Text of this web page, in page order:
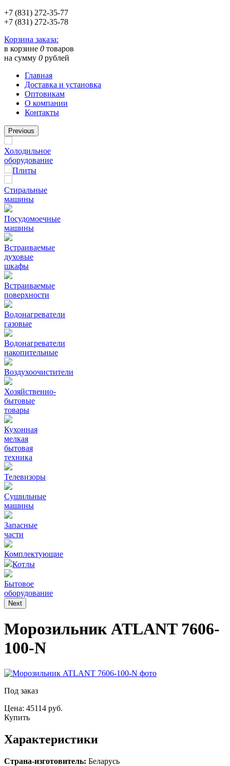
+7 (831) 272-35-77
+7 (831) 272-35-78
Корзина заказа:
в корзине 0 товаров
на сумму 0 рублей
Главная
Доставка и установка
Оптовикам
О компании
Контакты
Previous
Холодильное
оборудование
Плиты
Стиральные
машины
Посудомоечные
машины
Встраиваемые
духовые
шкафы
Встраиваемые
поверхности
Водонагреватели
газовые
Водонагреватели
накопительные
Воздухоочистители
Хозяйственно-
бытовые
товары
Кухонная
мелкая
бытовая
техника
Телевизоры
Сушильные
машины
Запасные
части
Комплектующие
Котлы
Бытовое
оборудование
Next
Морозильник ATLANT 7606-
100-N
Под заказ
Цена: 45114 руб.
Купить
Характеристики
Страна-изготовитель: Беларусь